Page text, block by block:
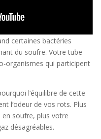
certaines bactéries
du soufre. Votre tube
organismes qui participent
l’équilibre de cette
l’odeur de vos rots. Plus
en soufre, plus votre
désagréables.